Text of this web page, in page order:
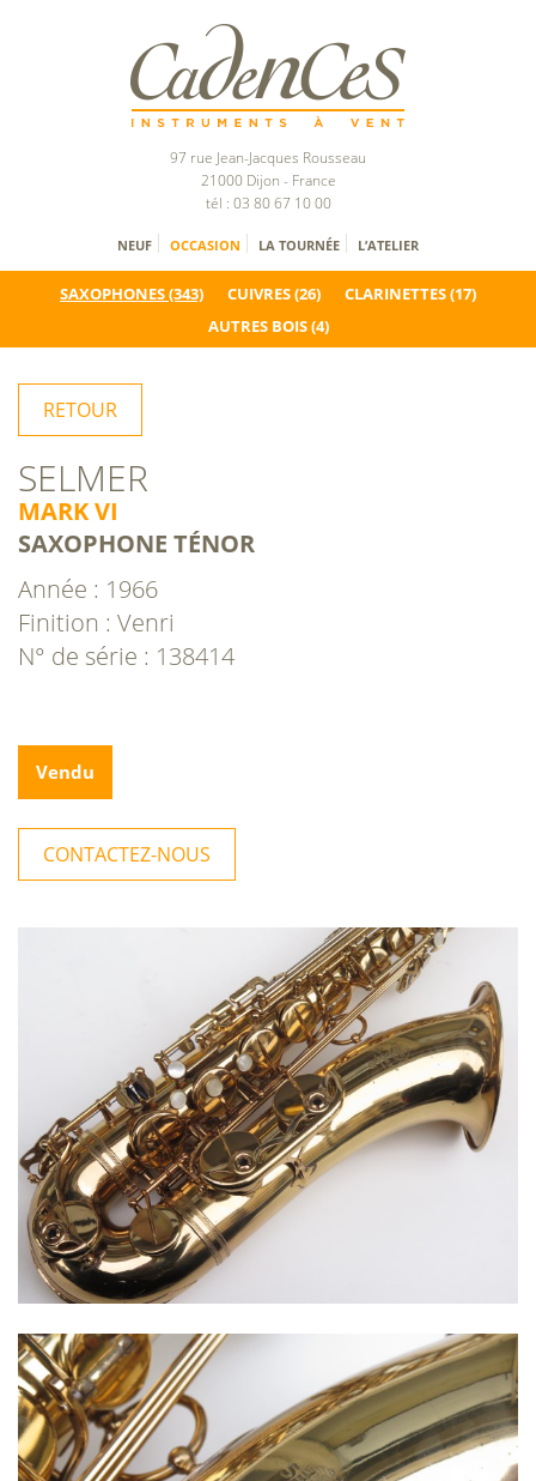
97 rue Jean-Jacques Rousseau
21000 Dijon - France
tél : 03 80 67 10 00
NEUF OCCASION LA TOURNÉE L’ATELIER
SAXOPHONES(343) CUIVRES(26) CLARINETTES(17)
AUTRES BOIS(4)
RETOUR
SELMER
MARK VI
SAXOPHONE TÉNOR
Année : 1966
Finition : Venri
N° de série : 138414
Vendu
CONTACTEZ-NOUS